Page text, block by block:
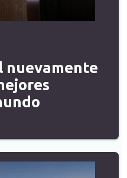
nuevamente